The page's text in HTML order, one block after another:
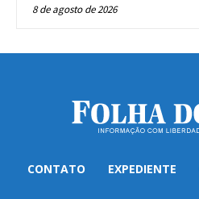
8 de agosto de 2026
CONTATO EXPEDIENTE